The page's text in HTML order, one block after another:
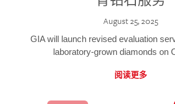
August 25, 2025
GIA will launch revised evaluation
laboratory-grown diamonds on
阅读更多